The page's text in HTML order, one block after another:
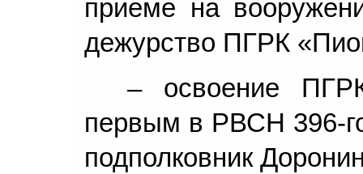
приеме на
дежурство ПГРК
– освоение
первым в РВСН 396-
подполковник